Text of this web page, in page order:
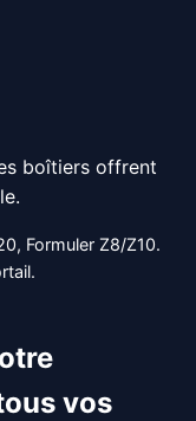
boîtiers offrent
Formuler Z8/Z10.
vos